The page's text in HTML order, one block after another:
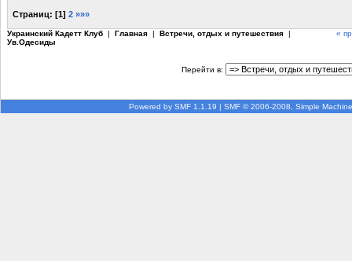
Страниц: [1] 2 »»»
Украинский Кадетт Клуб | Главная | Встречи, отдых и путешествия |
Ув.Одесиды
«
Перейти в:
Powered by SMF 1.1.19 | SMF © 2006-2008, Simple